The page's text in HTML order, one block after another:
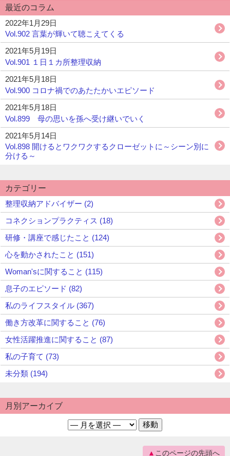
最近のコラム
2022年1月29日
Vol.902 言葉が輝いて聴こえてくる
2021年5月19日
Vol.901 １日１カ所整理収納
2021年5月18日
Vol.900 コロナ禍でのあたたかいエピソード
2021年5月18日
Vol.899 母の思いを孫へ受け継いでいく
2021年5月14日
Vol.898 開けるとワクワクするクローゼットに～シーン別に
分ける～
カテゴリー
整理収納アドバイザー (2)
コネクションプラクティス (18)
研修・講座で感じたこと (124)
心を動かされたこと (151)
Woman'sに関すること (115)
息子のエピソード (82)
私のライフスタイル (367)
働き方改革に関すること (76)
女性活躍推進に関すること (87)
私の子育て (73)
未分類 (194)
月別アーカイブ
このページの先頭へ